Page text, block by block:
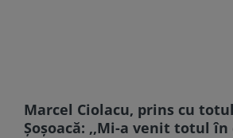
Marcel Ciolacu, prins cu
Șoșoacă: ,,Mi-a venit totul în